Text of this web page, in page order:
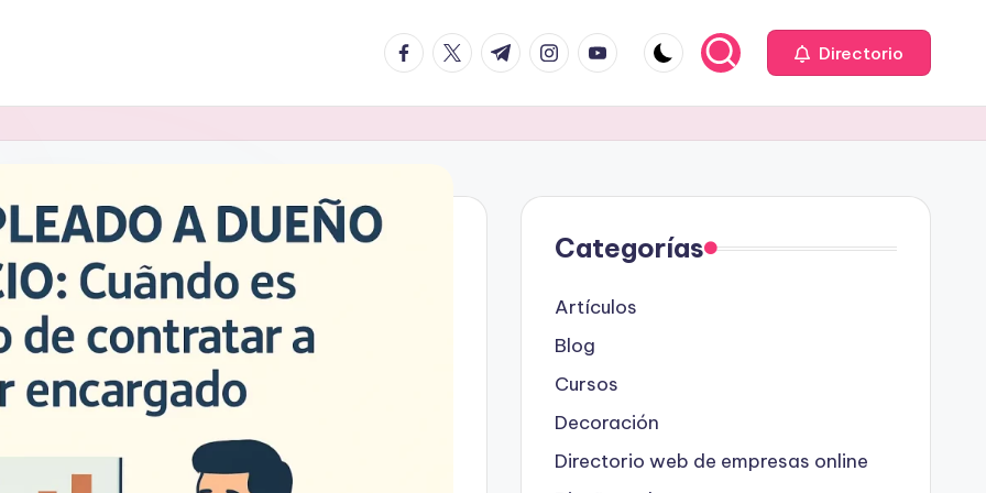
facebook.com
twitter.com
t.me instagram.com
youtube.com Directorio
Categorías
Artículos
Blog
Cursos
Decoración
Directorio web de empresas online